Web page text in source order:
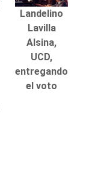
Landelino
Lavilla
Alsina,
UCD,
entregando
el voto